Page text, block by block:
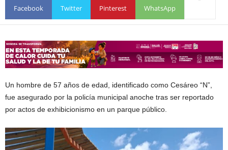
Facebook Twitter Pinterest WhatsApp
Un hombre de 57 años de edad, identificado como Cesáreo “N”,
fue asegurado por la policía municipal anoche tras ser reportado
por actos de exhibicionismo en un parque público.